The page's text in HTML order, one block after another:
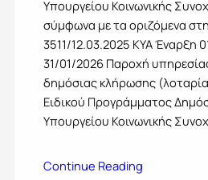
Υπουργείου Κοινωνικής
σύμφωνα με τα οριζόμενα
3511/12.03.2025 ΚΥΑ Έναρξη
31/01/2026 Παροχή υπηρεσίας
δημόσιας κλήρωσης
Ειδικού Προγράμματος
Υπουργείου Κοινωνικής
Continue Reading